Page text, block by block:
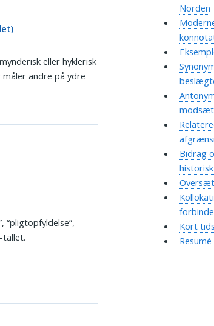
eller hyklerisk
andre på ydre
“pligtopfyldelse”,
tallet.
Norden
Bidrag
Kort
Resumé